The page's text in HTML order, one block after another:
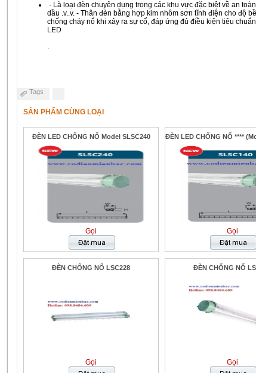
- Là loại đèn chuyên dụng trong các khu vực đặc biệt về an
dầu .v..v. - Thân đèn bằng hợp kim nhôm sơn tĩnh điện cho độ
chống cháy nổ khi xảy ra sự cố, đáp ứng đủ điều kiện tiêu
LED
.
Tags
SẢN PHẨM CÙNG LOẠI
ĐÈN LED CHỐNG NỔ Model SLSC240
Gọi
ĐÈN LED CHỐNG NỔ ****
Gọi
ĐÈN CHỐNG NỔ LSC228
Gọi
ĐÈN CHỐNG NỔ
Gọi